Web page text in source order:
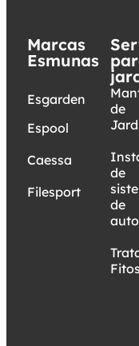
Marcas
Esmunas
Esgarden
Espool
Caessa
Filesport
de
de
de